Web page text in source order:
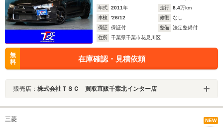
年式
2011年 走行 8.4万km
車検
'26/12 修復
なし
保証
保証付 整備
法定整備付
住所
千葉県千葉市花見川区
無
料
在庫確認・見積依頼
販売店： 株式会社ＴＳＣ 買取直販千葉北インター店
三菱 NEW